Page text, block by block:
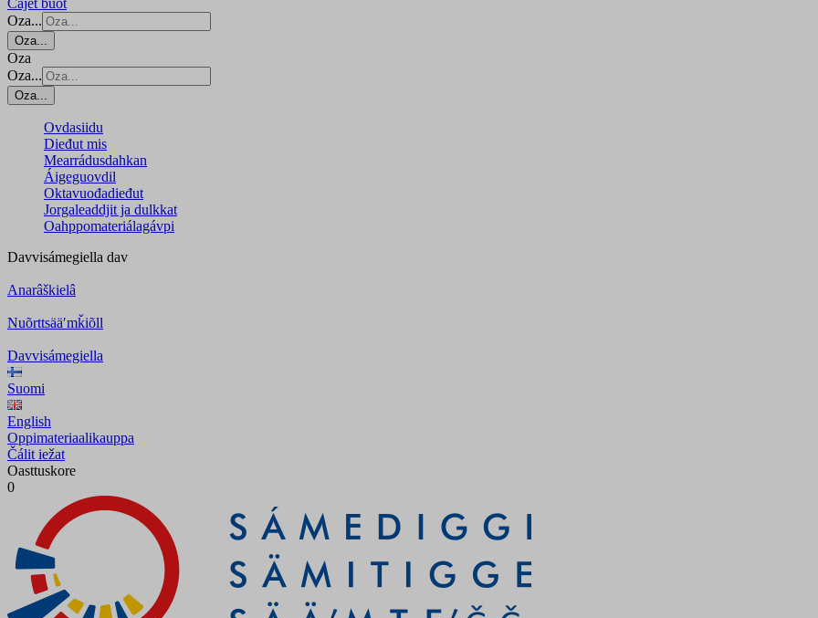
Oza...
Oza...
Oza
Oza...
Oza...
Ovdasiidu
Dieđut mis
Mearrádusdahkan
Áigeguovdil
Oktavuođadieđut
Jorgaleaddjit ja dulkkat
Oahppomateriálagávpi
Davvisámegiella dav
Anarâškielâ
Nuõrttsääʹmǩiõll
Davvisámegiella
Suomi
English
Oppimateriaalikauppa
Čálit iežat
Oasttuskore
0